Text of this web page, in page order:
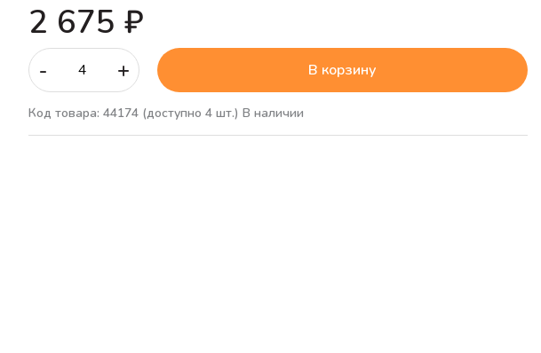
2 675 ₽
- + В корзину
Код товара: 44174 (доступно 4 шт.) В наличии